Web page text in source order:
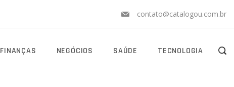
contato@catalogou.com.br
FINANÇAS NEGÓCIOS SAÚDE TECNOLOGIA